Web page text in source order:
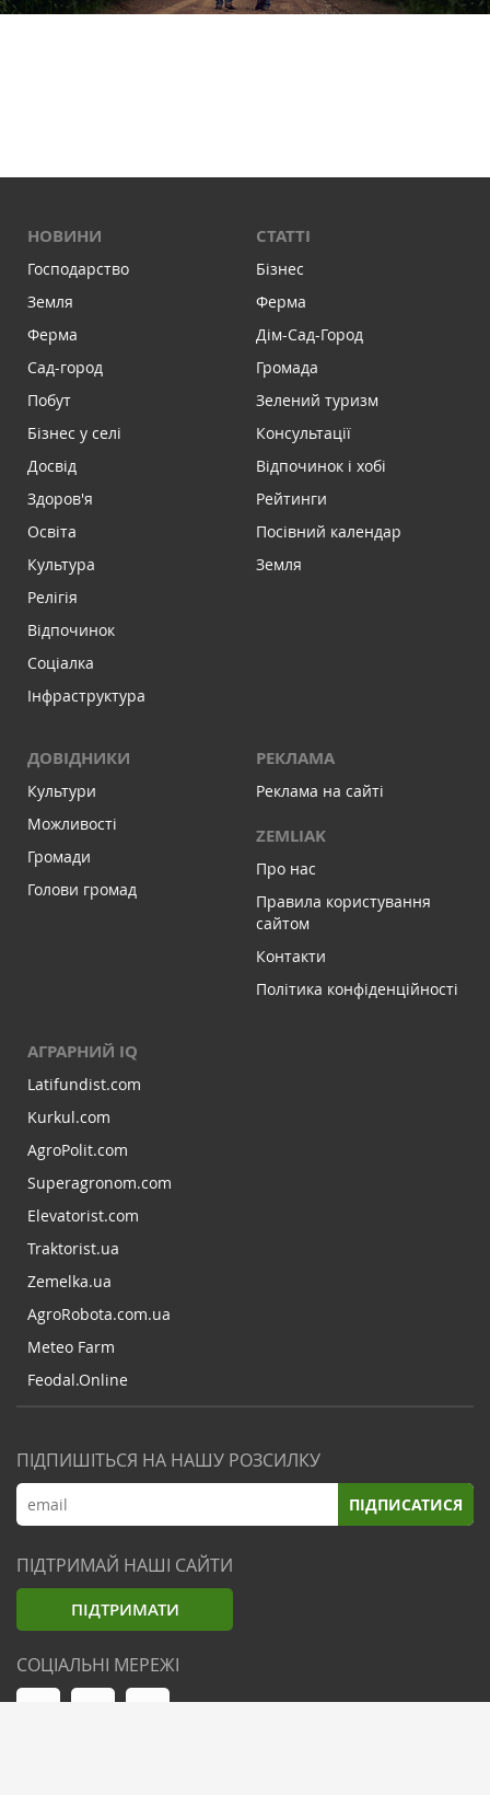
НОВИНИ
Господарство
Земля
Ферма
Сад-город
Побут
Бізнес у селі
Досвід
Здоров'я
Освіта
Культура
Релігія
Відпочинок
Соціалка
Інфраструктура
СТАТТІ
Бізнес
Ферма
Дім-Сад-Город
Громада
Зелений туризм
Консультації
Відпочинок і хобі
Рейтинги
Посівний календар
Земля
ДОВІДНИКИ
Культури
Можливості
Громади
Голови громад
РЕКЛАМА
Реклама на сайті
ZEMLIAK
Про нас
Правила користування
сайтом
Контакти
Політика конфіденційності
АГРАРНИЙ IQ
Latifundist.com
Kurkul.com
AgroPolit.com
Superagronom.com
Elevatorist.com
Traktorist.ua
Zemelka.ua
AgroRobota.com.ua
Meteo Farm
Feodal.Online
ПІДПИШІТЬСЯ НА НАШУ РОЗСИЛКУ
ПІДПИСАТИСЯ
ПІДТРИМАЙ НАШІ САЙТИ
ПІДТРИМАТИ
СОЦІАЛЬНІ МЕРЕЖІ